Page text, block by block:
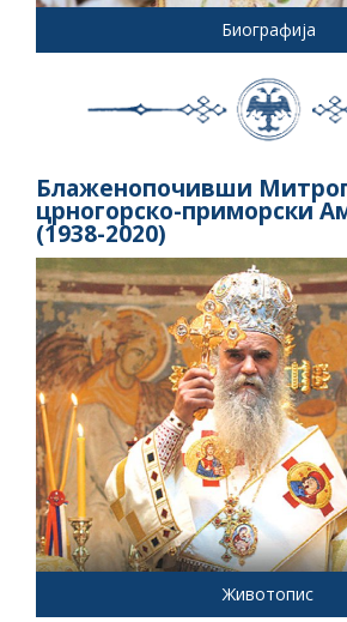
Биографија
Блаженопочивши
црногорско-приморски
(1938-2020)
Животопис